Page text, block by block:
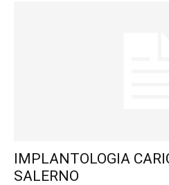
IMPLANTOLOGIA
SALERNO